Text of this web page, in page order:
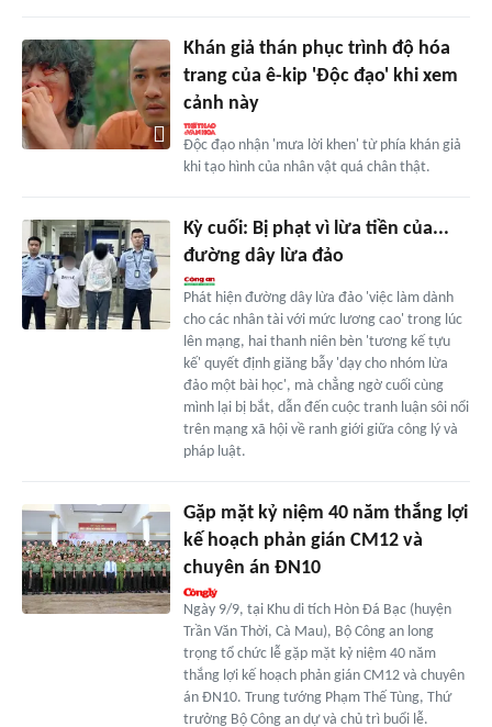
Khán giả thán phục trình độ hóa
trang của ê-kip 'Độc đạo' khi xem
cảnh này
Độc đạo nhận 'mưa lời khen' từ phía khán giả
khi tạo hình của nhân vật quá chân thật.
Kỳ cuối: Bị phạt vì lừa tiền của...
đường dây lừa đảo
Phát hiện đường dây lừa đảo 'việc làm dành
cho các nhân tài với mức lương cao' trong lúc
lên mạng, hai thanh niên bèn 'tương kế tựu
kế' quyết định giăng bẫy 'dạy cho nhóm lừa
đảo một bài học', mà chẳng ngờ cuối cùng
mình lại bị bắt, dẫn đến cuộc tranh luận sôi nổi
trên mạng xã hội về ranh giới giữa công lý và
pháp luật.
Gặp mặt kỷ niệm 40 năm thắng lợi
kế hoạch phản gián CM12 và
chuyên án ĐN10
Ngày 9/9, tại Khu di tích Hòn Đá Bạc (huyện
Trần Văn Thời, Cà Mau), Bộ Công an long
trọng tổ chức lễ gặp mặt kỷ niệm 40 năm
thắng lợi kế hoạch phản gián CM12 và chuyên
án ĐN10. Trung tướng Phạm Thế Tùng, Thứ
trưởng Bộ Công an dự và chủ trì buổi lễ.